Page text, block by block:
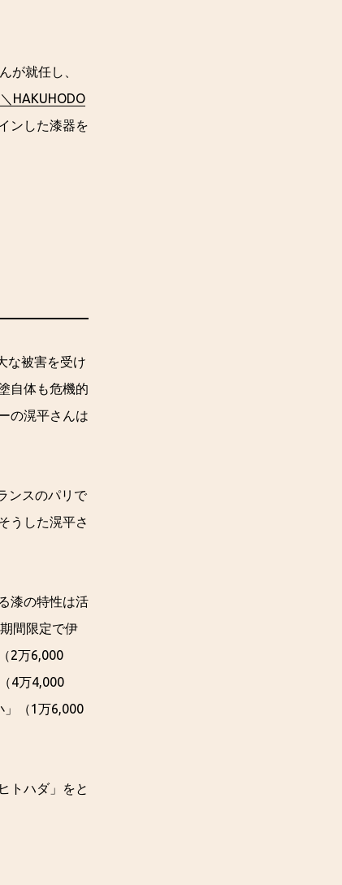
が就任し、
HAKUHODO
ンした漆器を
な被害を受け
自体も危機的
の滉平さんは
ンスのパリで
うした滉平さ
漆の特性は活
間限定で伊
2万6,000
4万4,000
」（1万6,000
トハダ」をと